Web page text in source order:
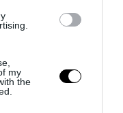
my
the
neanche un